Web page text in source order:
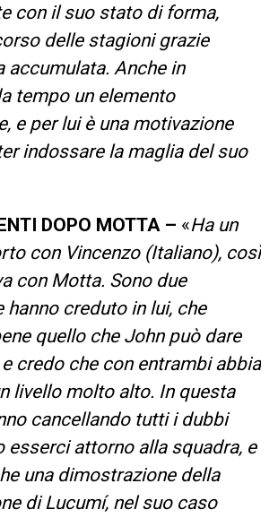
con il suo stato di forma,
delle stagioni grazie
accumulata. Anche in
tempo un elemento
e per lui è una motivazione
indossare la maglia del suo
DOPO MOTTA – «Ha un
con Vincenzo (Italiano), così
con Motta. Sono due
hanno creduto in lui, che
quello che John può dare
credo che con entrambi abbia
livello molto alto. In questa
cancellando tutti i dubbi
esserci attorno alla squadra, e
una dimostrazione della
di Lucumí, nel suo caso